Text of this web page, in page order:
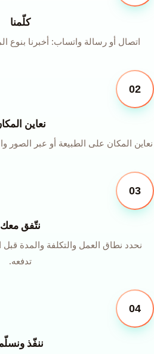
كلّمنا
اتصال أو رسالة واتساب: أخبرنا بنوع
02
نعاين
نعاين المكان على الطبيعة أو عبر الصور
03
نتّفق معك
نحدد نطاق العمل والتكلفة والمدة قبل
تدفعه.
04
ننفّذ